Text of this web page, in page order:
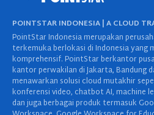
POINTSTAR INDONESIA | A CLOUD
PointStar Indonesia merupakan
terkemuka berlokasi di Indonesia yang
komprehensif. PointStar berkantor
kantor perwakilan di Jakarta, Bandung
menawarkan solusi cloud mutakhir
konferensi video, chatbot AI, machine
dan juga berbagai produk termasuk